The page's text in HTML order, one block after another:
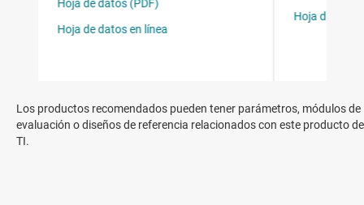
Los productos recomendados pueden tener parámetros, módulos de
evaluación o diseños de referencia relacionados con este producto de
TI.